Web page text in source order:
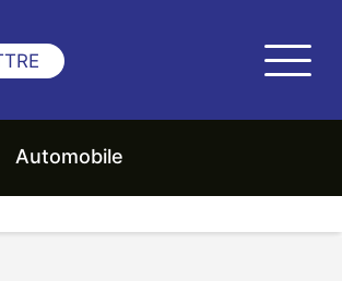
Automobile